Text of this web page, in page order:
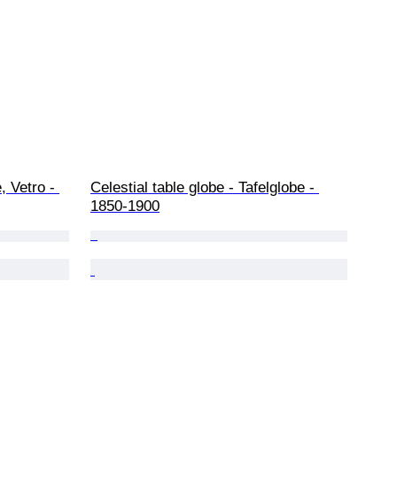
Vetro -
Celestial table globe - Tafelglobe -
1850-1900